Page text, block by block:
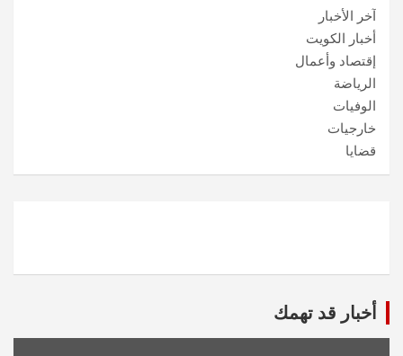
آخر الأخبار
أخبار الكويت
إقتصاد وأعمال
الرياضة
الوفيات
خارجيات
قضايا
أخبار قد تهمك